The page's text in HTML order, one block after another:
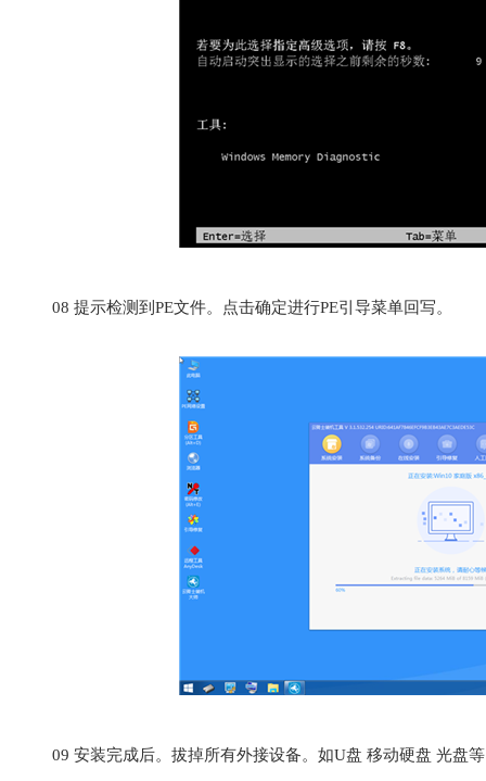
08 提示检测到PE文件。点击确定进行PE引导菜单回写。
09 安装完成后。拔掉所有外接设备。如U盘 移动硬盘 光盘